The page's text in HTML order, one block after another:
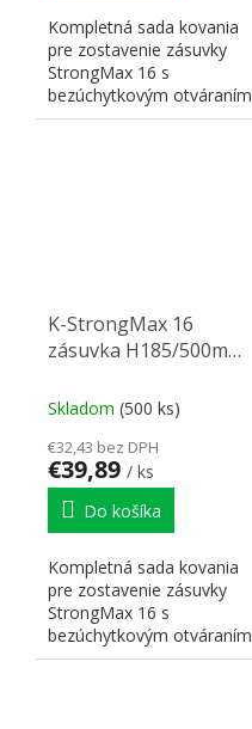
Kompletná sada kovania
pre zostavenie zásuvky
StrongMax 16 s
bezúchytkovým otváraním
"PUSH". Nutné doplniť
K-StrongMax 16
zásuvka H185/500mm
Skladom (500 ks)
€32,43 bez DPH
€39,89 / ks
Do košíka
Kompletná sada kovania
pre zostavenie zásuvky
StrongMax 16 s
bezúchytkovým otváraním
"PUSH". Nutné doplniť